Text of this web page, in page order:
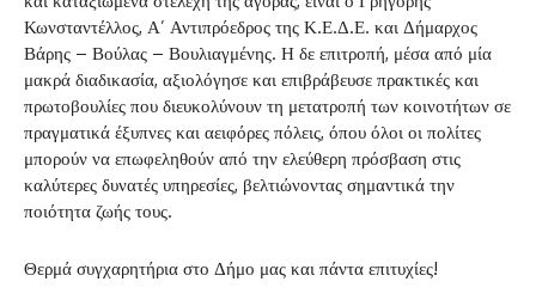
Κωνσταντέλλος, Α’ Αντιπρόεδρος της Κ.Ε.Δ.Ε. και Δήμαρχος
Βάρης – Βούλας – Βουλιαγμένης. Η δε επιτροπή, μέσα από μία
μακρά διαδικασία, αξιολόγησε και επιβράβευσε πρακτικές και
πρωτοβουλίες που διευκολύνουν τη μετατροπή των κοινοτήτων σε
πραγματικά έξυπνες και αειφόρες πόλεις, όπου όλοι οι πολίτες
μπορούν να επωφεληθούν από την ελεύθερη πρόσβαση στις
καλύτερες δυνατές υπηρεσίες, βελτιώνοντας σημαντικά την
ποιότητα ζωής τους.
Θερμά συγχαρητήρια στο Δήμο μας και πάντα επιτυχίες!